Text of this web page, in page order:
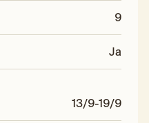
9
Ja
13/9-19/9